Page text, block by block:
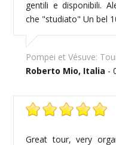
gentili e disponibili.
che "studiato" Un bel
Pompei et Vésuve:
Roberto Mio, Italia -
Great tour, very